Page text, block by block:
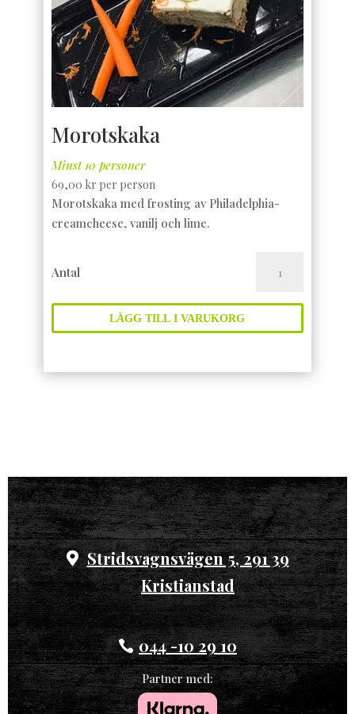
Morotskaka
Minst 10 personer
69,00 kr per person
Morotskaka med frosting av Philadelphia-
creamcheese, vanilj och lime.
Antal
mängd
LÄGG TILL I VARUKORG
Stridsvagnsvägen 5, 291 39
Kristianstad
044 -10 29 10
Partner med: